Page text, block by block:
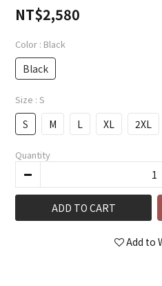
NT$2,580
Color : Black
Black
Size : S
S M L XL 2XL
Quantity
ADD TO CART
Add to